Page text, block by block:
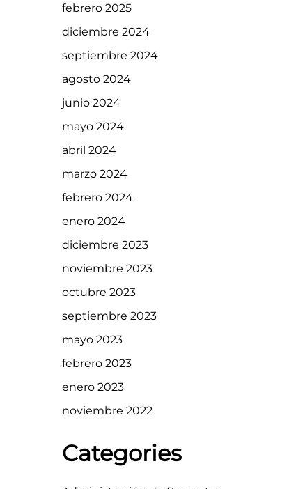
febrero 2025
diciembre 2024
septiembre 2024
agosto 2024
junio 2024
mayo 2024
abril 2024
marzo 2024
febrero 2024
enero 2024
diciembre 2023
noviembre 2023
octubre 2023
septiembre 2023
mayo 2023
febrero 2023
enero 2023
noviembre 2022
Categories